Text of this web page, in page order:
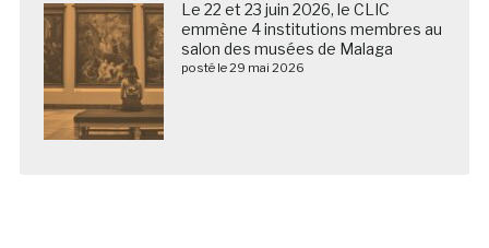
Le 22 et 23 juin 2026, le CLIC
emmène 4 institutions membres au
salon des musées de Malaga
posté le 29 mai 2026